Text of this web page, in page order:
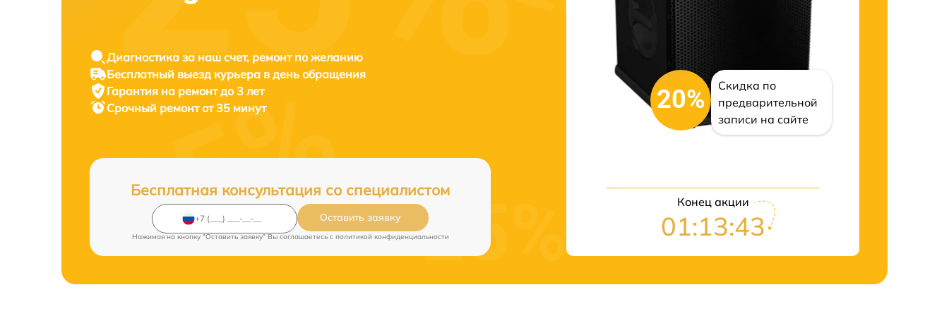
Диагностика за наш счет, ремонт по желанию
Бесплатный выезд курьера в день обращения
Гарантия на ремонт до 3 лет
Срочный ремонт от 35 минут
Бесплатная консультация со специалистом
Оставить заявку
Нажимая на кнопку "Оставить заявку" Вы соглашаетесь c политикой конфиденциальности
20%
Скидка по
предварительной
записи на сайте
Конец акции
01:13:42